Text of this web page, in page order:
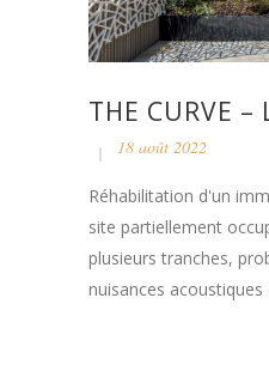
THE CURVE –
18 août 2022
Réhabilitation d'un
site partiellement
plusieurs tranches,
nuisances acoustiques